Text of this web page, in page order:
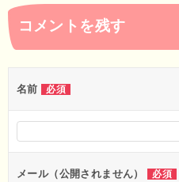
ナ
ビ
ー
ョ
コメントを残す
名前 必須
メール（公開されません） 必須